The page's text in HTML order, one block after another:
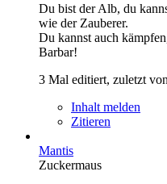
Du bist der Alb, du
wie der Zauberer.
Du kannst auch
Barbar!
3 Mal editiert, zuletzt von
Inhalt melden
Zitieren
Mantis
Zuckermaus